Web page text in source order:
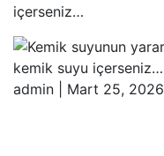
içerseniz…
admin Mart 25, 2026